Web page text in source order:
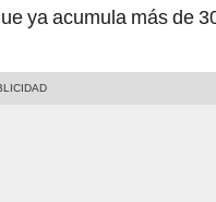
ya acumula más de